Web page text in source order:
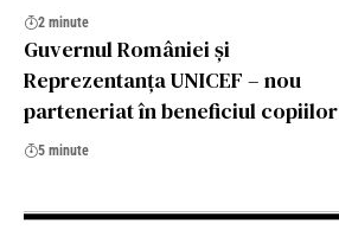
2 minute
Guvernul României și
Reprezentanța UNICEF – nou
parteneriat în beneficiul copiilor
5 minute